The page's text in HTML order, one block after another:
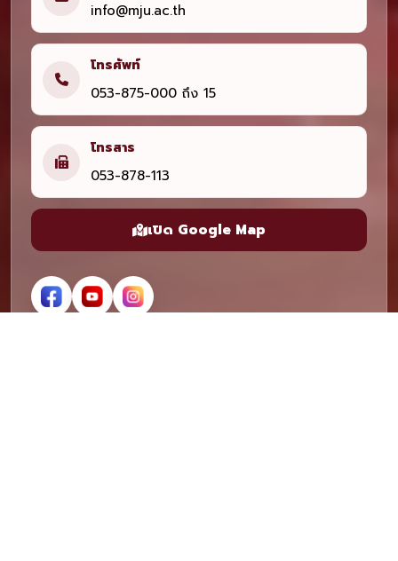
info@mju.ac.th
โทรศัพท์
053-875-000 ถึง 15
โทรสาร
053-878-113
เปิด Google Map